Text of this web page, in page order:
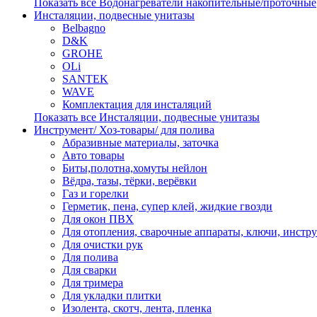
Показать все Водонагреватели накопительные/проточные
Инсталяции, подвесные унитазы
Belbagno
D&K
GROHE
OLi
SANTEK
WAVE
Комплектация для инсталяций
Показать все Инсталяции, подвесные унитазы
Инструмент/ Хоз-товары/ для полива
Абразивные материалы, заточка
Авто товары
Биты,полотна,хомуты нейлон
Вёдра, тазы, тёрки, верёвки
Газ и горелки
Герметик, пена, супер клей, жидкие гвозди
Для окон ПВХ
Для отопления, сварочные аппараты, ключи,
Для очистки рук
Для полива
Для сварки
Для тримера
Для укладки плитки
Изолента, скотч, лента, пленка